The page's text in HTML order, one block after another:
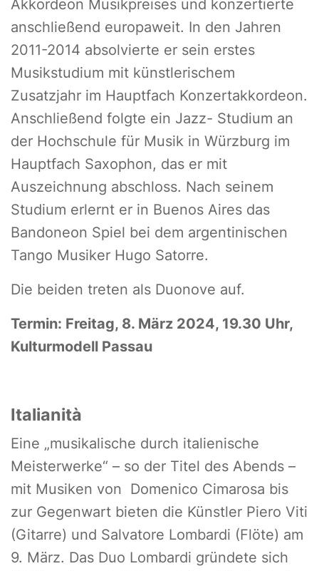
Akkordeon Musikpreises und konzertierte
anschließend europaweit. In den Jahren
2011-2014 absolvierte er sein erstes
Musikstudium mit künstlerischem
Zusatzjahr im Hauptfach Konzertakkordeon.
Anschließend folgte ein Jazz- Studium an
der Hochschule für Musik in Würzburg im
Hauptfach Saxophon, das er mit
Auszeichnung abschloss. Nach seinem
Studium erlernt er in Buenos Aires das
Bandoneon Spiel bei dem argentinischen
Tango Musiker Hugo Satorre.
Die beiden treten als Duonove auf.
Termin: Freitag, 8. März 2024, 19.30 Uhr,
Kulturmodell Passau
Italianità
Eine „musikalische durch italienische
Meisterwerke“ – so der Titel des Abends –
mit Musiken von Domenico Cimarosa bis
zur Gegenwart bieten die Künstler Piero Viti
(Gitarre) und Salvatore Lombardi (Flöte) am
9. März. Das Duo Lombardi gründete sich